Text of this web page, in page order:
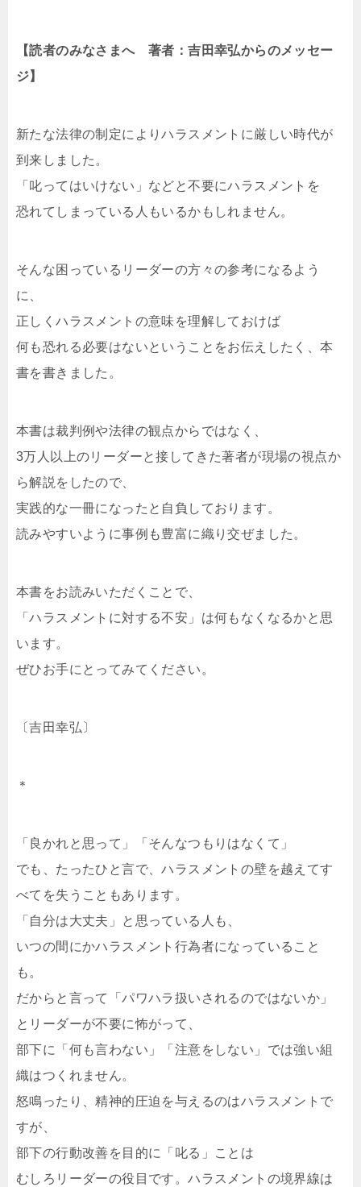
【読者のみなさまへ 著者：吉田幸弘からのメッセー
ジ】
新たな法律の制定によりハラスメントに厳しい時代が
到来しました。
「叱ってはいけない」などと不要にハラスメントを
恐れてしまっている人もいるかもしれません。
そんな困っているリーダーの方々の参考になるよう
に、
正しくハラスメントの意味を理解しておけば
何も恐れる必要はないということをお伝えしたく、本
書を書きました。
本書は裁判例や法律の観点からではなく、
3万人以上のリーダーと接してきた著者が現場の視点か
ら解説をしたので、
実践的な一冊になったと自負しております。
読みやすいように事例も豊富に織り交ぜました。
本書をお読みいただくことで、
「ハラスメントに対する不安」は何もなくなるかと思
います。
ぜひお手にとってみてください。
〔吉田幸弘〕
＊
「良かれと思って」「そんなつもりはなくて」
でも、たったひと言で、ハラスメントの壁を越えてす
べてを失うこともあります。
「自分は大丈夫」と思っている人も、
いつの間にかハラスメント行為者になっていること
も。
だからと言って「パワハラ扱いされるのではないか」
とリーダーが不要に怖がって、
部下に「何も言わない」「注意をしない」では強い組
織はつくれません。
怒鳴ったり、精神的圧迫を与えるのはハラスメントで
すが、
部下の行動改善を目的に「叱る」ことは
むしろリーダーの役目です。ハラスメントの境界線は